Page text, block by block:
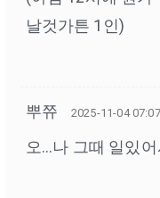
날것가튼 1인)
뿌쮸 2025-11-04
오...나 그때 일있